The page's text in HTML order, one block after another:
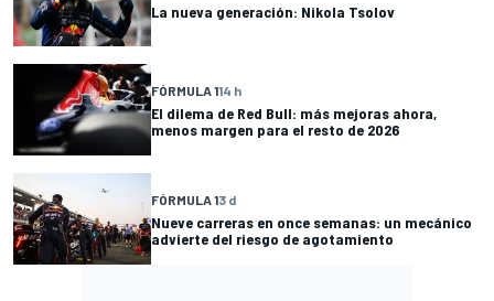
La nueva generación: Nikola Tsolov
FÓRMULA 114 h
El dilema de Red Bull: más mejoras ahora,
menos margen para el resto de 2026
FÓRMULA 13 d
Nueve carreras en once semanas: un mecánico
advierte del riesgo de agotamiento